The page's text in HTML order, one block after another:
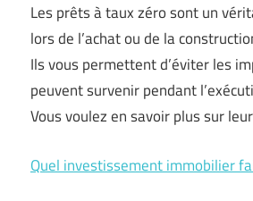
Les prêts à taux zéro sont un
lors de l’achat ou de la
Ils vous permettent d’éviter les
peuvent survenir pendant
Vous voulez en savoir plus sur
Quel investissement immobilier